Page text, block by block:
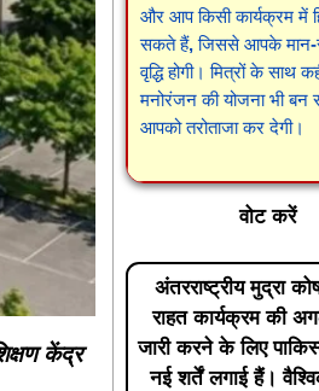
केंद्र
और आप किसी कार्यक्रम में
सकते हैं, जिससे आपके मान-
वृद्धि होगी। मित्रों के साथ
मनोरंजन की योजना भी बन
आपको तरोताजा कर देगी।
वोट करें
अंतरराष्ट्रीय मुद्रा
राहत कार्यक्रम की
जारी करने के लिए
नई शर्तें लगाई हैं।